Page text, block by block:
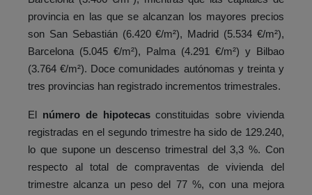
provincia en las que se alcanzan los mayores precios
son San Sebastián (6.420 €/m²), Madrid (5.534 €/m²),
Barcelona (5.045 €/m²), Palma (4.291 €/m²) y Bilbao
(3.764 €/m²). Doce comunidades autónomas y treinta y
tres provincias han registrado incrementos trimestrales.
El número de hipotecasconstituidas sobre vivienda
registradas en el segundo trimestre ha sido de 129.240,
lo que supone un descenso trimestral del 3,3 %. Con
respecto al total de compraventas de vivienda del
trimestre alcanza un peso del 77 %, con una mejora